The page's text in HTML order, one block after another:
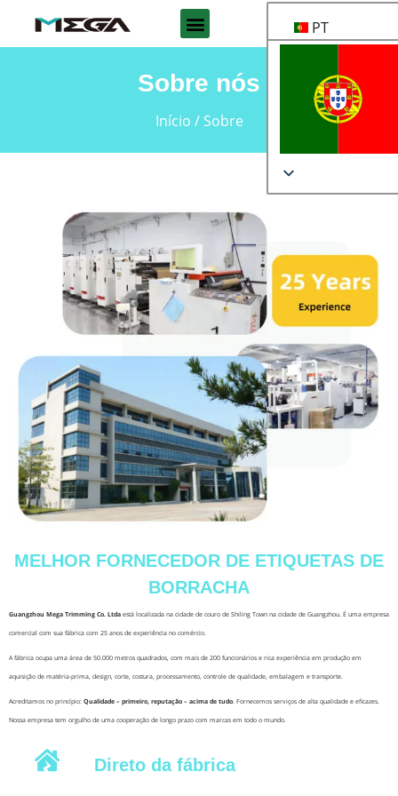
PT
Sobre nós
Início / Sobre
MELHOR FORNECEDOR DE ETIQUETAS DE
BORRACHA
Guangzhou Mega Trimming Co. Ltda está localizada na cidade de couro de Shiling Town na cidade de Guangzhou. É uma empresa
comercial com sua fábrica com 25 anos de experiência no comércio.
A fábrica ocupa uma área de 50.000 metros quadrados, com mais de 200 funcionários e rica experiência em produção em
aquisição de matéria-prima, design, corte, costura, processamento, controle de qualidade, embalagem e transporte.
Acreditamos no princípio: Qualidade – primeiro, reputação – acima de tudo. Fornecemos serviços de alta qualidade e eficazes.
Nossa empresa tem orgulho de uma cooperação de longo prazo com marcas em todo o mundo.
Direto da fábrica